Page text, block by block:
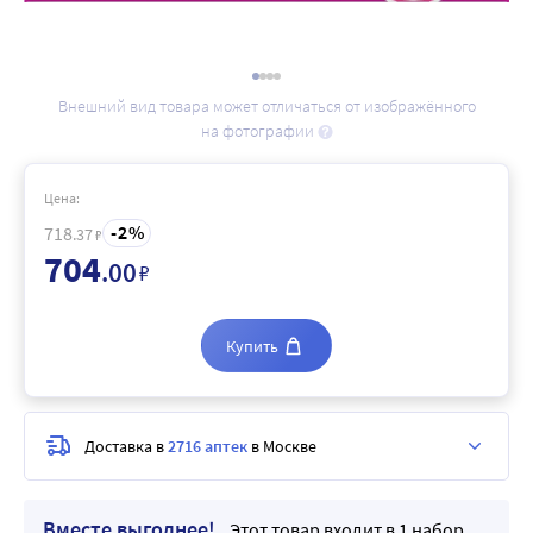
Внешний вид товара может отличаться от изображённого
на фотографии
Цена:
718.37₽ 2
704.00₽
Купить
Доставка в2716 аптек в Москве